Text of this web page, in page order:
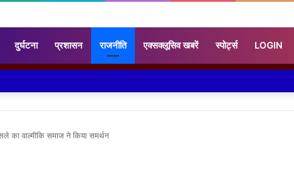
दुर्घटना प्रशासन राजनीति एक्सक्लूसिव खबरें स्पोर्ट्स LOGIN
का वाल्मीकि समाज ने किया समर्थन